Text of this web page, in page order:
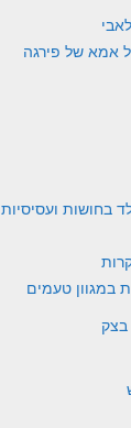
אמא של פירגה
בחושות ועסיסיות
במגוון טעמים
בצק